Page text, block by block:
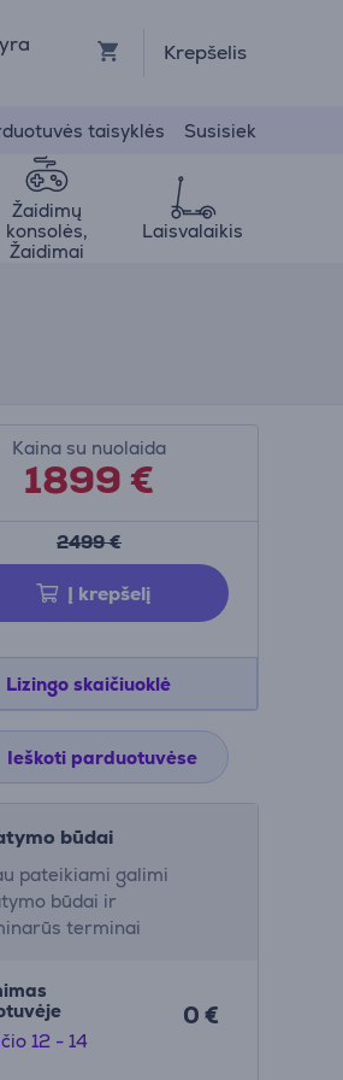
Krepšelis
taisyklės Susisiek
Žaidimų
konsolės,
Žaidimai
Laisvalaikis
Kaina su nuolaida
1899 €
2499 €
Į krepšelį
Lizingo skaičiuoklė
Ieškoti parduotuvėse
būdai
pateikiami galimi
būdai ir
terminai
12 - 14
0 €